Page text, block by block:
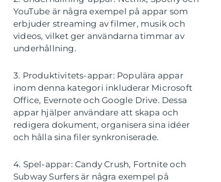
YouTube är några exempel på appar som
erbjuder streaming av filmer, musik och
videos, vilket ger användarna timmar av
underhållning.
3. Produktivitets-appar: Populära appar
inom denna kategori inkluderar Microsoft
Office, Evernote och Google Drive. Dessa
appar hjälper användare att skapa och
redigera dokument, organisera sina idéer
och hålla sina filer synkroniserade.
4. Spel-appar: Candy Crush, Fortnite och
Subway Surfers är några exempel på